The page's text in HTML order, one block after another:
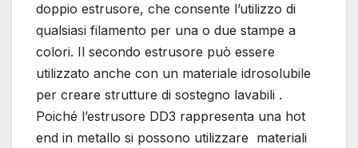
doppio estrusore, che consente l’utilizzo di
qualsiasi filamento per una o due stampe a
colori. Il secondo estrusore può essere
utilizzato anche con un materiale idrosolubile
per creare strutture di sostegno lavabili .
Poiché l’estrusore DD3 rappresenta una hot
end in metallo si possono utilizzare materiali